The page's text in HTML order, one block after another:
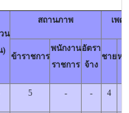
น
)
สถานภาพ เพศ
ข้าราชการ
พนักงาน
ราชการ
อัตรา
จ้าง
ชายห
5 - - 4